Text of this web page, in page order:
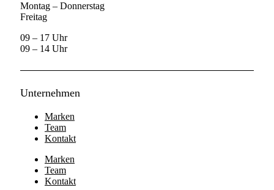
Montag – Donnerstag
Freitag
09 – 17 Uhr
09 – 14 Uhr
Unternehmen
Marken
Team
Kontakt
Marken
Team
Kontakt